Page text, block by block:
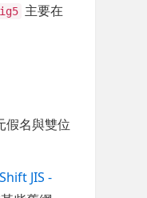
主要在
假名與雙位
Shift JIS -